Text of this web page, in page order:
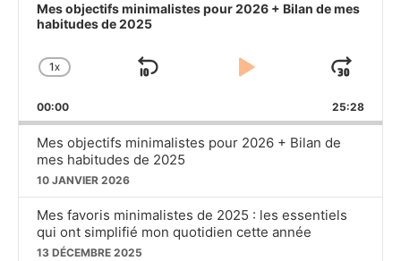
Mes objectifs minimalistes pour 2026 + Bilan de mes
habitudes de 2025
CHANGE
RATE
1X
SKIP
PLAY
PAUSE
00:00 25:28
Mes objectifs minimalistes pour 2026 + Bilan de
mes habitudes de 2025
10 JANVIER 2026
Mes favoris minimalistes de 2025 : les essentiels
qui ont simplifié mon quotidien cette année
13 DÉCEMBRE 2025